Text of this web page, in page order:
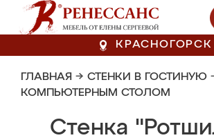
КРАСНОГОРСК
ГЛАВНАЯ → СТЕНКИ В ГОСТИНУЮ
КОМПЬЮТЕРНЫМ СТОЛОМ
Стенка